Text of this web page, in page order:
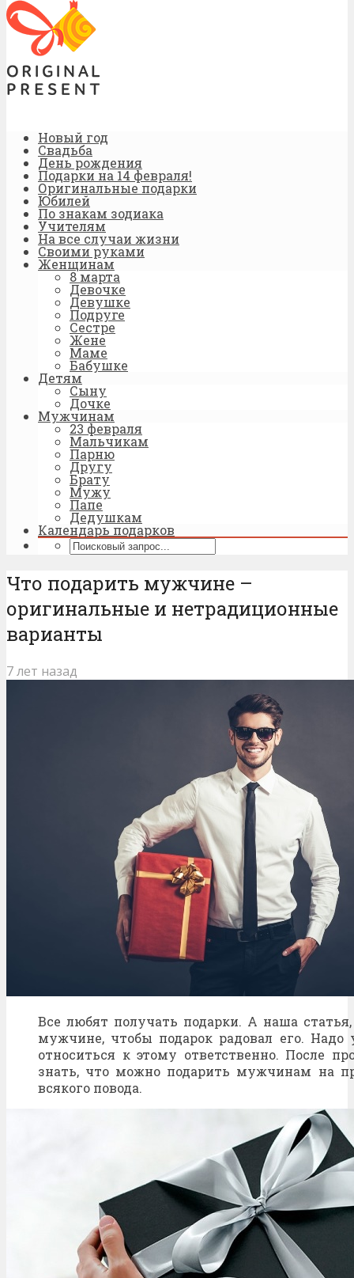
Новый год
Свадьба
День рождения
Подарки на 14 февраля!
Оригинальные подарки
Юбилей
По знакам зодиака
Учителям
На все случаи жизни
Своими руками
Женщинам
8 марта
Девочке
Девушке
Подруге
Сестре
Жене
Маме
Бабушке
Детям
Сыну
Дочке
Мужчинам
23 февраля
Мальчикам
Парню
Другу
Брату
Мужу
Папе
Дедушкам
Календарь подарков
Что подарить мужчине –
оригинальные и нетрадиционные
варианты
7 лет назад
Все любят получать подарки. А наша
мужчине, чтобы подарок радовал его. Надо
относиться к этому ответственно. После
знать, что можно подарить мужчинам на
всякого повода.